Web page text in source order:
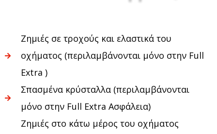
Ζημιές σε τροχούς και ελαστικά του
οχήματος (περιλαμβάνονται μόνο στην Full
Extra )
Σπασμένα κρύσταλλα (περιλαμβάνονται
μόνο στην Full Extra Ασφάλεια)
Ζημιές στο κάτω μέρος του οχήματος